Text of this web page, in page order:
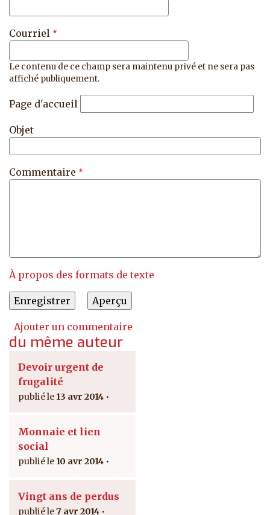
Courriel
Le contenu de ce champ sera maintenu privé et ne sera pas
affiché publiquement.
Page d'accueil
Objet
Commentaire
À propos des formats de texte
Ajouter un commentaire
du même auteur
Devoir urgent de
frugalité
13 avr 2014
Monnaie et lien
social
10 avr 2014
Vingt ans de perdus
7 avr 2014